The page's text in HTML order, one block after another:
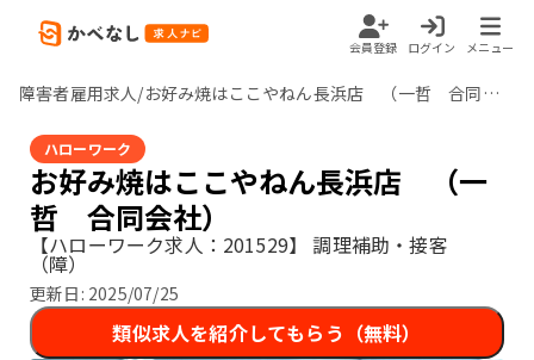
会員登録 ログイン メニュー
障害者雇用求人/お好み焼はここやねん長浜店 （一哲 合同会社）/滋賀県
ハローワーク
お好み焼はここやねん長浜店 （一
哲 合同会社）
【ハローワーク求人：201529】 調理補助・接客
（障）
更新日: 2025/07/25
類似求人を紹介してもらう（無料）